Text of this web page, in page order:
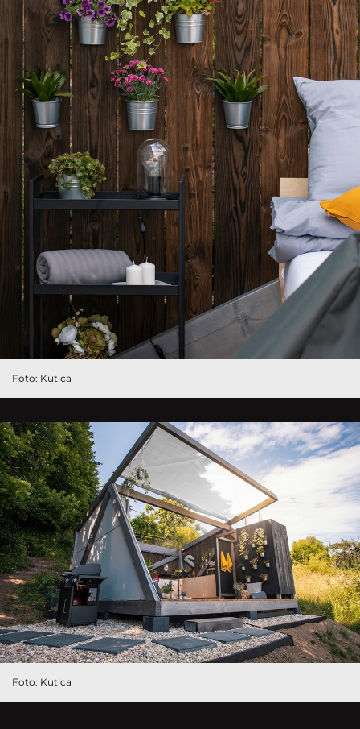
Foto: Kutica
Foto: Kutica